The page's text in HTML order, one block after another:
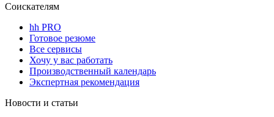
Соискателям
hh PRO
Готовое резюме
Все сервисы
Хочу у вас работать
Производственный календарь
Экспертная рекомендация
Новости и статьи